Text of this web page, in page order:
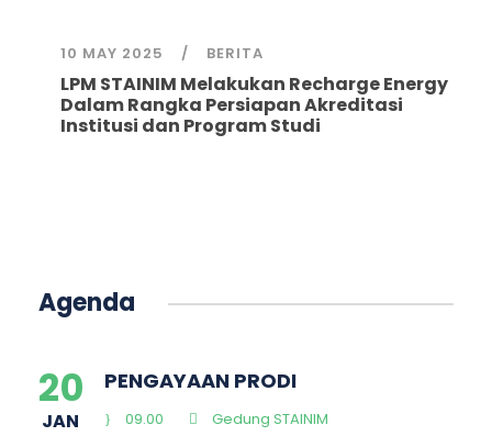
10 MAY 2025 BERITA
LPM STAINIM Melakukan Recharge Energy
Dalam Rangka Persiapan Akreditasi
Institusi dan Program Studi
Agenda
20
JAN
PENGAYAAN PRODI
09.00 Gedung STAINIM